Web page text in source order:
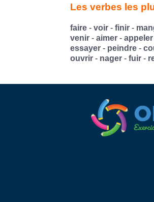
Les verbes les
faire- voir- finir-
venir- aimer- appeler
essayer- peindre-
ouvrir- nager- fuir-